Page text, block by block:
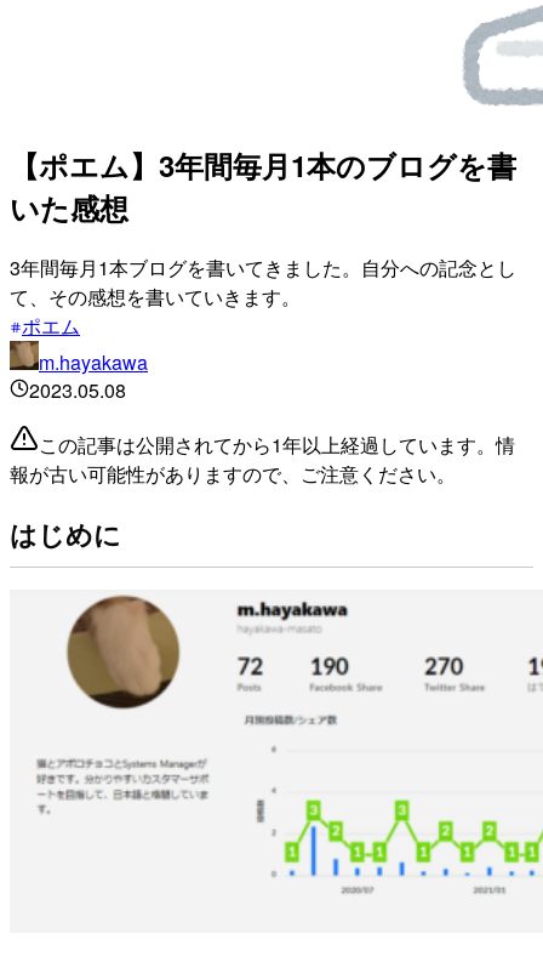
【ポエム】3年間毎月1本のブログを書
いた感想
3年間毎月1本ブログを書いてきました。自分への記念とし
て、その感想を書いていきます。
ポエム
m.hayakawa
2023.05.08
この記事は公開されてから1年以上経過しています。情
報が古い可能性がありますので、ご注意ください。
はじめに